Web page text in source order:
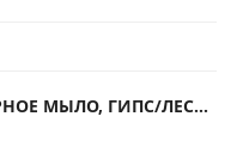
ФАННИ БАБЛС/СУВЕНИРНОЕ МЫЛО, ГИПС/ЛЕСНОЙ